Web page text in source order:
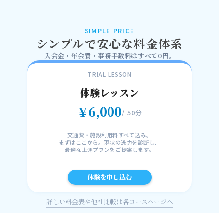
SIMPLE PRICE
シンプルで安心な料金体系
入会金・年会費・事務手数料はすべて0円。
TRIAL LESSON
体験レッスン
￥6,000/ 50分
交通費・施設利用料すべて込み。
まずはここから。現状の泳力を診断し、
最適な上達プランをご提案します。
体験を申し込む
詳しい料金表や他社比較は各コースページへ